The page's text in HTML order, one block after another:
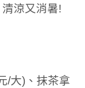
涼又消暑!
/大)、抹茶拿